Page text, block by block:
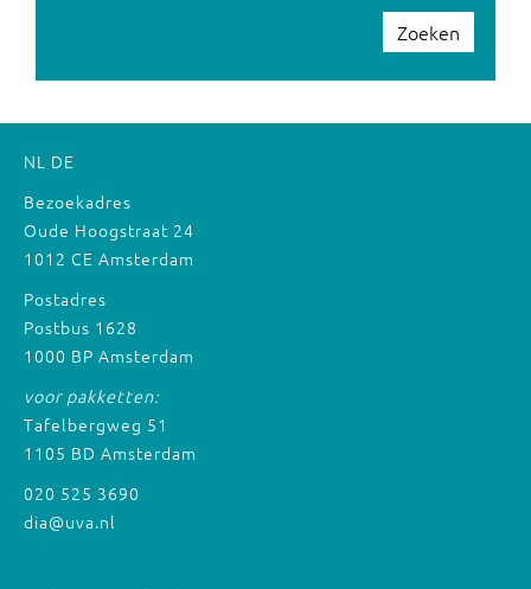
Zoeken
NL DE
Bezoekadres
Oude Hoogstraat 24
1012 CE Amsterdam
Postadres
Postbus 1628
1000 BP Amsterdam
voor pakketten:
Tafelbergweg 51
1105 BD Amsterdam
020 525 3690
dia@uva.nl